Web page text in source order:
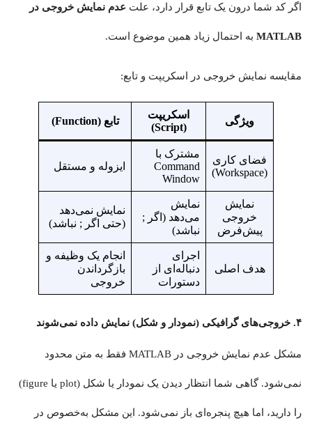
اگر کد شما درون یک تابع قرار دارد، علت عدم نمایش خروجی در
MATLAB به احتمال زیاد همین موضوع است.
مقایسه نمایش خروجی در اسکریپت و تابع:
ویژگی
اسکریپت
(Script)
تابع (Function)
فضای کاری
(Workspace)
مشترک با
Command
Window
ایزوله و مستقل
نمایش
خروجی
پیش‌فرض
نمایش
می‌دهد (اگر ;
نباشد)
نمایش نمی‌دهد
(حتی اگر ; نباشد)
هدف اصلی
اجرای
دنباله‌ای از
دستورات
انجام یک وظیفه و
بازگرداندن
خروجی
۴. خروجی‌های گرافیکی (نمودار و شکل) نمایش داده نمی‌شوند
مشکل عدم نمایش خروجی در MATLAB فقط به متن محدود
نمی‌شود. گاهی شما انتظار دیدن یک نمودار یا شکل (plot یا figure)
را دارید، اما هیچ پنجره‌ای باز نمی‌شود. این مشکل به‌خصوص در